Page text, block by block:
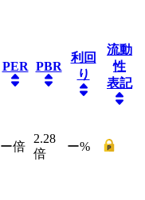
PER PBR
利回
り
流動
性
表記
ー倍
2.28
倍
ー%